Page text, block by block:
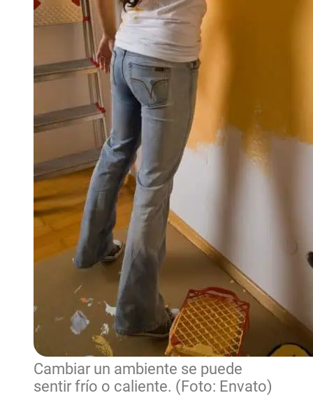
Cambiar un ambiente se puede
sentir frío o caliente. (Foto: Envato)